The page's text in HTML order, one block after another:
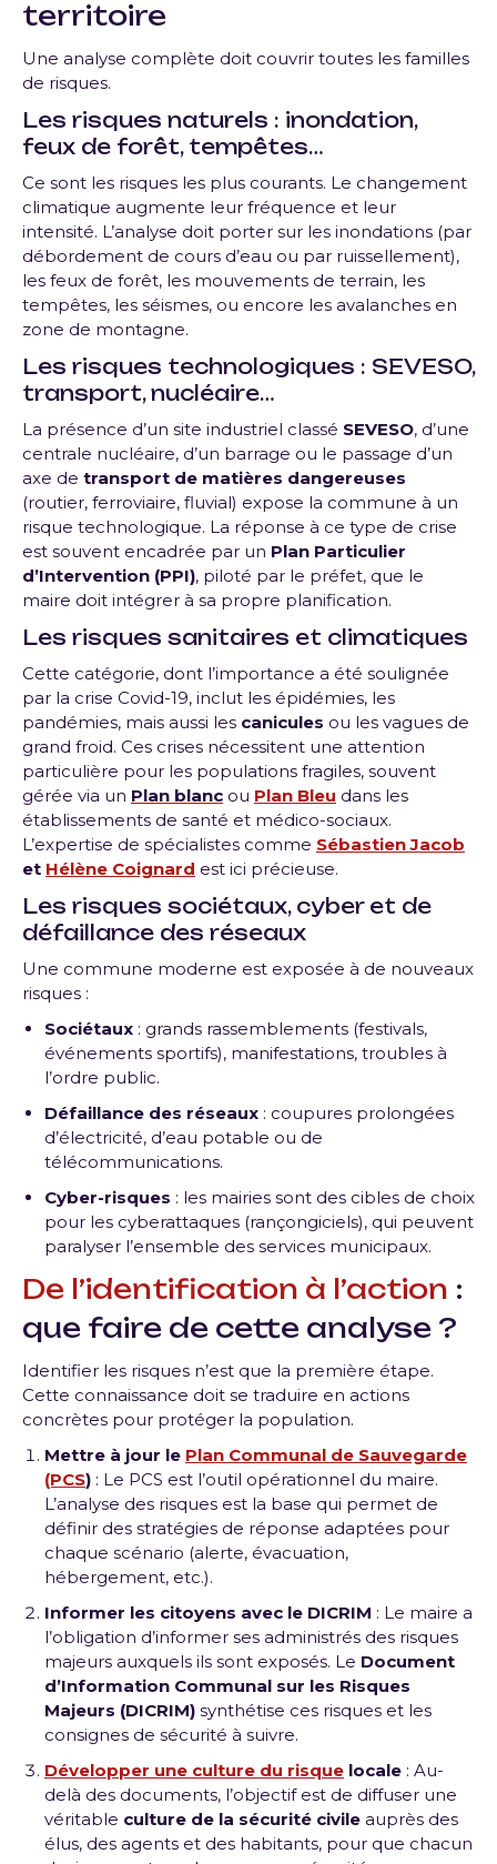
territoire
Une analyse complète doit couvrir toutes les familles
de risques.
Les risques naturels : inondation,
feux de forêt, tempêtes…
Ce sont les risques les plus courants. Le changement
climatique augmente leur fréquence et leur
intensité. L’analyse doit porter sur les inondations (par
débordement de cours d’eau ou par ruissellement),
les feux de forêt, les mouvements de terrain, les
tempêtes, les séismes, ou encore les avalanches en
zone de montagne.
Les risques technologiques : SEVESO,
transport, nucléaire…
La présence d’un site industriel classé SEVESO, d’une
centrale nucléaire, d’un barrage ou le passage d’un
axe de transport de matières dangereuses
(routier, ferroviaire, fluvial) expose la commune à un
risque technologique. La réponse à ce type de crise
est souvent encadrée par un Plan Particulier
d’Intervention (PPI), piloté par le préfet, que le
maire doit intégrer à sa propre planification.
Les risques sanitaires et climatiques
Cette catégorie, dont l’importance a été soulignée
par la crise Covid-19, inclut les épidémies, les
pandémies, mais aussi les canicules ou les vagues de
grand froid. Ces crises nécessitent une attention
particulière pour les populations fragiles, souvent
gérée via un Plan blanc ou Plan Bleu dans les
établissements de santé et médico-sociaux.
L’expertise de spécialistes comme Sébastien Jacob
et Hélène Coignard est ici précieuse.
Les risques sociétaux,cyber et de
défaillance des réseaux
Une commune moderne est exposée à de nouveaux
risques :
Sociétaux : grands rassemblements (festivals,
événements sportifs), manifestations, troubles à
l’ordre public.
Défaillance des réseaux : coupures prolongées
d’électricité, d’eau potable ou de
télécommunications.
Cyber-risques : les mairies sont des cibles de choix
pour les cyberattaques (rançongiciels), qui peuvent
paralyser l’ensemble des services municipaux.
De l’identification à l’action :
que faire de cette analyse ?
Identifier les risques n’est que la première étape.
Cette connaissance doit se traduire en actions
concrètes pour protéger la population.
Mettre à jour le Plan Communal de Sauvegarde
(PCS) : Le PCS est l’outil opérationnel du maire.
L’analyse des risques est la base qui permet de
définir des stratégies de réponse adaptées pour
chaque scénario (alerte, évacuation,
hébergement, etc.).
Informer les citoyens avec le DICRIM : Le maire a
l’obligation d’informer ses administrés des risques
majeurs auxquels ils sont exposés. Le Document
d’Information Communal sur les Risques
Majeurs (DICRIM) synthétise ces risques et les
consignes de sécurité à suivre.
Développer une culture du risque locale : Au-
delà des documents, l’objectif est de diffuser une
véritable culture de la sécurité civile auprès des
élus, des agents et des habitants, pour que chacun